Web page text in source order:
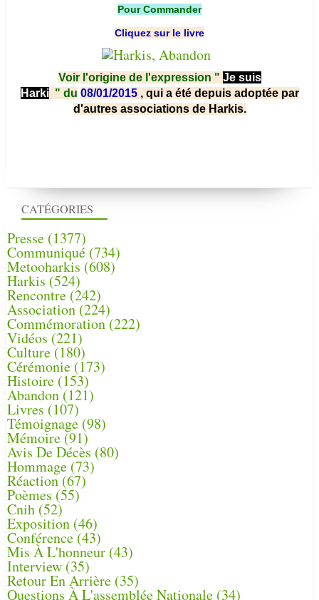
CATÉGORIES
Presse (1377)
Communiqué (734)
Metooharkis (608)
Harkis (524)
Rencontre (242)
Association (224)
Commémoration(222)
Vidéos (221)
Culture(180)
Cérémonie (173)
Histoire (153)
Abandon(121)
Livres (107)
Témoignage (98)
Mémoire (91)
Avis De Décès (80)
Hommage (73)
Réaction(67)
Poèmes (55)
Cnih (52)
Exposition (46)
Conférence(43)
Mis À L'honneur (43)
Interview (35)
Retour En Arrière (35)
Questions À L'assemblée Nationale (34)
Pour Commander
Cliquez sur le livre
Voir l'origine de l'expression " Je suis
Harki " du 08/01/2015 , qui a été depuis adoptée par
d'autres associations de Harkis.